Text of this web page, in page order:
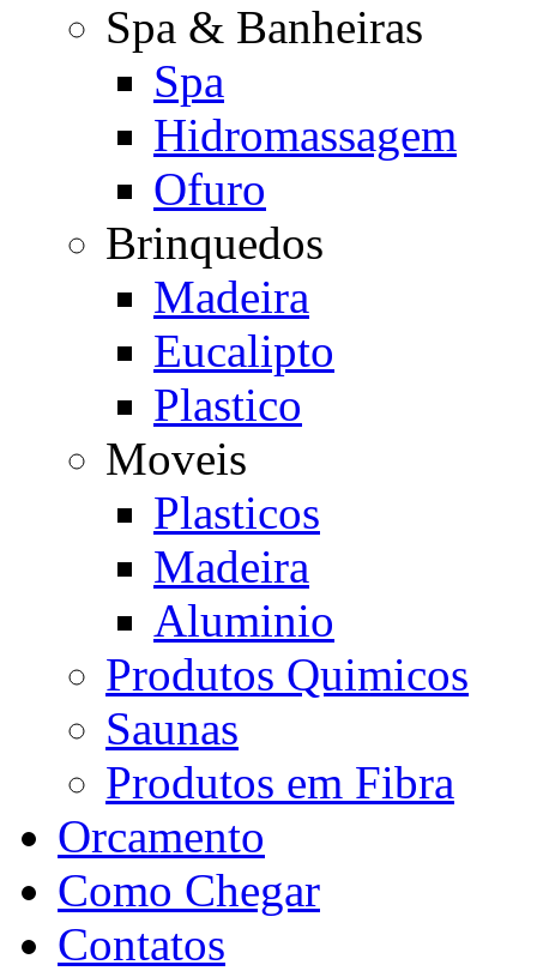
Spa & Banheiras
Spa
Hidromassagem
Ofuro
Brinquedos
Madeira
Eucalipto
Plastico
Moveis
Plasticos
Madeira
Aluminio
Produtos Quimicos
Saunas
Produtos em Fibra
Orcamento
Como Chegar
Contatos